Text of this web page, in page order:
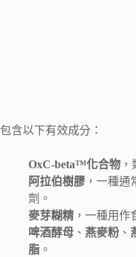
包含以下有效成分：
OxC-beta™化合物
阿拉伯樹膠 ，一種
劑。
麥芽糊精 ，一種用作
啤酒酵母 、 燕麥粉 、
脂 。